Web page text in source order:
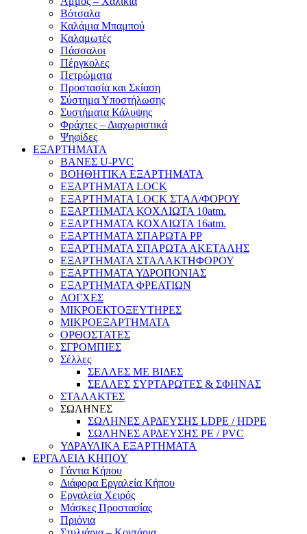
Βότσαλα
Καλάμια Μπαμπού
Καλαμωτές
Πάσσαλοι
Πέργκολες
Πετρώματα
Προστασία και Σκίαση
Σύστημα Υποστήλωσης
Συστήματα Κάλυψης
Φράχτες – Διαχωριστικά
Ψηφίδες
ΕΞΑΡΤΗΜΑΤΑ
ΒΑΝΕΣ U-PVC
ΒΟΗΘΗΤΙΚΑ ΕΞΑΡΤΗΜΑΤΑ
ΕΞΑΡΤΗΜΑΤΑ LOCK
ΕΞΑΡΤΗΜΑΤΑ LOCK ΣΤΑΛ/ΦΟΡΟΥ
ΕΞΑΡΤΗΜΑΤΑ ΚΟΧΛΙΩΤΑ 10atm.
ΕΞΑΡΤΗΜΑΤΑ ΚΟΧΛΙΩΤΑ 16atm.
ΕΞΑΡΤΗΜΑΤΑ ΣΠΑΡΩΤΑ PP
ΕΞΑΡΤΗΜΑΤΑ ΣΠΑΡΩΤΑ ΑΚΕΤΑΛΗΣ
ΕΞΑΡΤΗΜΑΤΑ ΣΤΑΛΑΚΤΗΦΟΡΟΥ
ΕΞΑΡΤΗΜΑΤΑ ΥΔΡΟΠΟΝΙΑΣ
ΕΞΑΡΤΗΜΑΤΑ ΦΡΕΑΤΙΩΝ
ΛΟΓΧΕΣ
ΜΙΚΡΟΕΚΤΟΞΕΥΤΗΡΕΣ
ΜΙΚΡΟΕΞΑΡΤΗΜΑΤΑ
ΟΡΘΟΣΤΑΤΕΣ
ΣΓΡΟΜΠΙΕΣ
Σέλλες
ΣΕΛΛΕΣ ΜΕ ΒΙΔΕΣ
ΣΕΛΛΕΣ ΣΥΡΤΑΡΩΤΕΣ & ΣΦΗΝΑΣ
ΣΤΑΛΑΚΤΕΣ
ΣΩΛΗΝΕΣ
ΣΩΛΗΝΕΣ ΑΡΔΕΥΣΗΣ LDPE / HDPE
ΣΩΛΗΝΕΣ ΑΡΔΕΥΣΗΣ PE / PVC
ΥΔΡΑΥΛΙΚΑ ΕΞΑΡΤΗΜΑΤΑ
ΕΡΓΑΛΕΙΑ ΚΗΠΟΥ
Γάντια Κήπου
Διάφορα Εργαλεία Κήπου
Εργαλεία Χειρός
Μάσκες Προστασίας
Πριόνια